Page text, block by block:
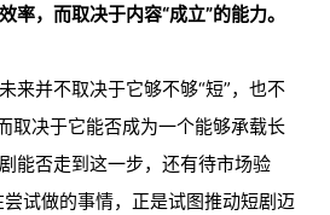
率，而取决于内容“成立”的能力。
来并不取决于它够不够“短”，也不
取决于它能否成为一个能够承载长
能否走到这一步，还有待市场验
试做的事情，正是试图推动短剧迈